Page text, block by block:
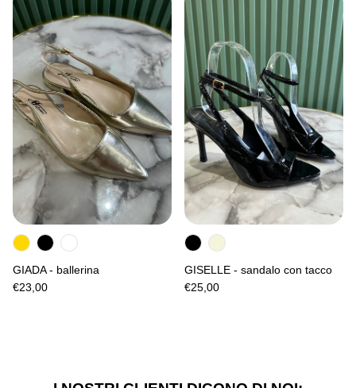
GIADA - ballerina
€23,00
GISELLE - sandalo con tacco
€25,00